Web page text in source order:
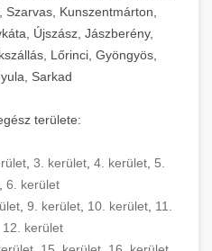
Kunszentmárton,
Újszász, Jászberény,
Lőrinci, Gyöngyös,
Sarkad
területe:
3. kerület 4. kerület 5.
6. kerület
, 9. kerület, 10. kerület, 11.
12. kerület